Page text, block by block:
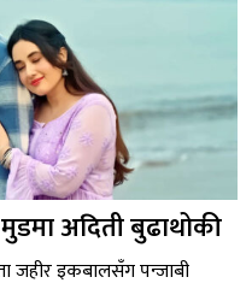
अदिती बुढाथोकी
जहीर इकबालसँग पन्जाबी